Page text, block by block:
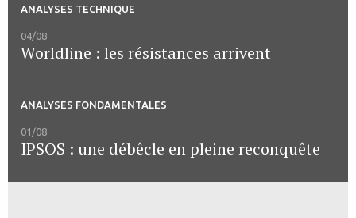
ANALYSES TECHNIQUE
04/08
Worldline : les résistances arrivent
ANALYSES FONDAMENTALES
01/08
IPSOS : une débêcle en pleine reconquête